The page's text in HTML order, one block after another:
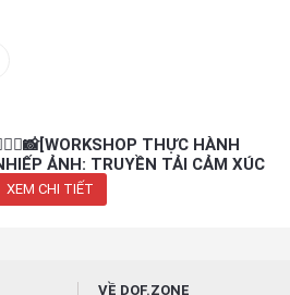
THỰC HÀNH
ẢNH: TRUYỀN TẢI CẢM XÚC
VỚI CHÂN DUNG CẶP ĐÔI
XEM CHI TIẾT
VỀ DOF.ZONE